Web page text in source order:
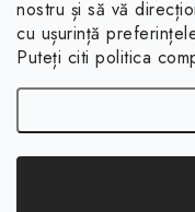
nostru și să vă
cu ușurință
Puteți citi politica
Conditions de vente
Rétractation du contrat
Facebook
Copyright 2026Magsy.fr.